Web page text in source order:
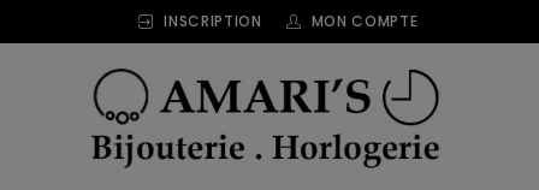
INSCRIPTION MON COMPTE